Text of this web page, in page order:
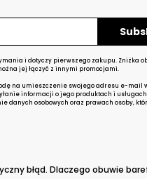
i dotyczy pierwszego zakupu. Zniżka
jej łączyć z innymi promocjami.
na umieszczenie swojego adresu e-mail
informacji o jego produktach i
danych osobowych oraz prawach osoby,
błąd. Dlaczego obuwie